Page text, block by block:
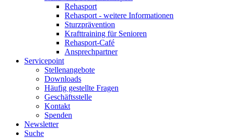
Rehasport
Rehasport - weitere Informationen
Sturzprävention
Krafttraining für Senioren
Rehasport-Café
Ansprechpartner
Servicepoint
Stellenangebote
Downloads
Häufig gestellte Fragen
Geschäftsstelle
Kontakt
Spenden
Newsletter
Suche